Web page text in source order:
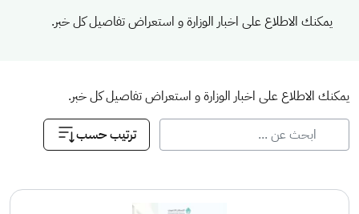
يمكنك الاطلاع على اخبار الوزارة و استعراض تفاصيل كل خبر.
يمكنك الاطلاع على اخبار الوزارة و استعراض تفاصيل كل خبر.
ترتيب حسب